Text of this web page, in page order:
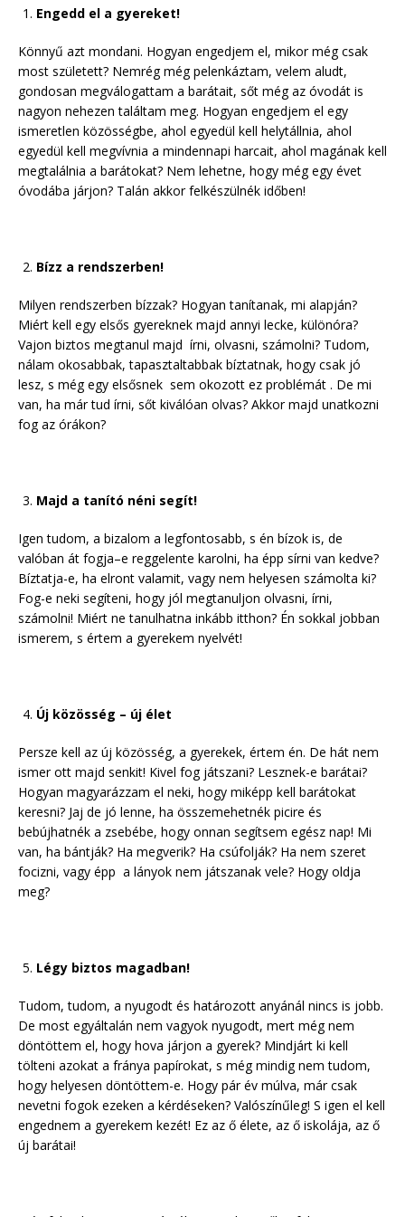
Engedd el a gyereket!
Könnyű azt mondani. Hogyan engedjem el, mikor még csak
most született? Nemrég még pelenkáztam, velem aludt,
gondosan megválogattam a barátait, sőt még az óvodát is
nagyon nehezen találtam meg. Hogyan engedjem el egy
ismeretlen közösségbe, ahol egyedül kell helytállnia, ahol
egyedül kell megvívnia a mindennapi harcait, ahol magának kell
megtalálnia a barátokat? Nem lehetne, hogy még egy évet
óvodába járjon? Talán akkor felkészülnék időben!
Bízz a rendszerben!
Milyen rendszerben bízzak? Hogyan tanítanak, mi alapján?
Miért kell egy elsős gyereknek majd annyi lecke, különóra?
Vajon biztos megtanul majd írni, olvasni, számolni? Tudom,
nálam okosabbak, tapasztaltabbak bíztatnak, hogy csak jó
lesz, s még egy elsősnek sem okozott ez problémát . De mi
van, ha már tud írni, sőt kiválóan olvas? Akkor majd unatkozni
fog az órákon?
Majd a tanító néni segít!
Igen tudom, a bizalom a legfontosabb, s én bízok is, de
valóban át fogja–e reggelente karolni, ha épp sírni van kedve?
Bíztatja-e, ha elront valamit, vagy nem helyesen számolta ki?
Fog-e neki segíteni, hogy jól megtanuljon olvasni, írni,
számolni! Miért ne tanulhatna inkább itthon? Én sokkal jobban
ismerem, s értem a gyerekem nyelvét!
Új közösség – új élet
Persze kell az új közösség, a gyerekek, értem én. De hát nem
ismer ott majd senkit! Kivel fog játszani? Lesznek-e barátai?
Hogyan magyarázzam el neki, hogy miképp kell barátokat
keresni? Jaj de jó lenne, ha összemehetnék picire és
bebújhatnék a zsebébe, hogy onnan segítsem egész nap! Mi
van, ha bántják? Ha megverik? Ha csúfolják? Ha nem szeret
focizni, vagy épp a lányok nem játszanak vele? Hogy oldja
meg?
Légy biztos magadban!
Tudom, tudom, a nyugodt és határozott anyánál nincs is jobb.
De most egyáltalán nem vagyok nyugodt, mert még nem
döntöttem el, hogy hova járjon a gyerek? Mindjárt ki kell
tölteni azokat a fránya papírokat, s még mindig nem tudom,
hogy helyesen döntöttem-e. Hogy pár év múlva, már csak
nevetni fogok ezeken a kérdéseken? Valószínűleg! S igen el kell
engednem a gyerekem kezét! Ez az ő élete, az ő iskolája, az ő
új barátai!